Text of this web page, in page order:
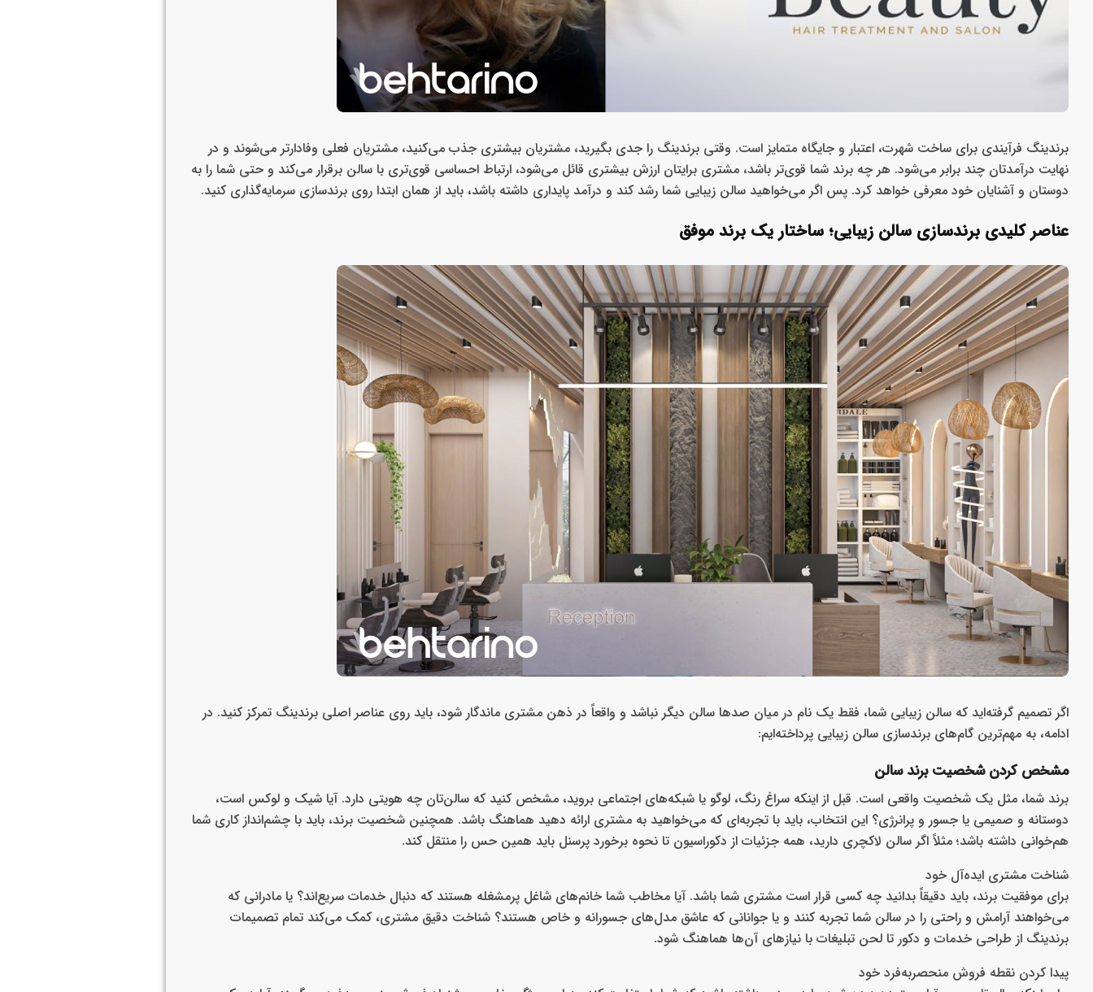
برندینگ فرآیندی برای ساخت شهرت، اعتبار و جایگاه متمایز است. وقتی برندینگ را جدی بگیرید، مشتریان بیشتری جذب می‌کنید، مشتریان فعلی وفادارتر می‌شوند و در
نهایت درآمدتان چند برابر می‌شود. هر چه برند شما قوی‌تر باشد، مشتری برایتان ارزش بیشتری قائل می‌شود، ارتباط احساسی قوی‌تری با سالن برقرار می‌کند و حتی شما را به
دوستان و آشنایان خود معرفی خواهد کرد. پس اگر می‌خواهید سالن زیبایی شما رشد کند و درآمد پایداری داشته باشد، باید از همان ابتدا روی برندسازی سرمایه‌گذاری کنید.
عناصر کلیدی برندسازی سالن زیبایی؛ ساختار یک برند موفق
اگر تصمیم گرفته‌اید که سالن زیبایی‌ شما، فقط یک نام در میان صدها سالن دیگر نباشد و واقعاً در ذهن مشتری ماندگار شود، باید روی عناصر اصلی برندینگ تمرکز کنید. در
ادامه، به مهم‌ترین گام‌های برندسازی سالن زیبایی پرداخته‌ایم:
مشخص کردن شخصیت برند سالن
برند شما، مثل یک شخصیت واقعی است. قبل از اینکه سراغ رنگ، لوگو یا شبکه‌های اجتماعی بروید، مشخص کنید که سالن‌تان چه هویتی دارد. آیا شیک و لوکس است،
دوستانه و صمیمی یا جسور و پرانرژی؟ این انتخاب، باید با تجربه‌ای که می‌خواهید به مشتری ارائه دهید هماهنگ باشد. همچنین شخصیت برند، باید با چشم‌انداز کاری شما
هم‌خوانی داشته باشد؛ مثلاً اگر سالن لاکچری دارید، همه جزئیات از دکوراسیون تا نحوه برخورد پرسنل باید همین حس را منتقل کند.
شناخت مشتری ایده‌آل خود
برای موفقیت برند، باید دقیقاً بدانید چه کسی قرار است مشتری شما باشد. آیا مخاطب شما خانم‌های شاغل پرمشغله هستند که دنبال خدمات سریع‌اند؟ یا مادرانی که
می‌خواهند آرامش و راحتی را در سالن شما تجربه کنند و یا جوانانی که عاشق مدل‌های جسورانه و خاص هستند؟ شناخت دقیق مشتری، کمک می‌کند تمام تصمیمات
برندینگ از طراحی خدمات و دکور تا لحن تبلیغات با نیازهای آن‌ها هماهنگ شود.
پیدا کردن نقطه فروش منحصر‌به‌فرد خود